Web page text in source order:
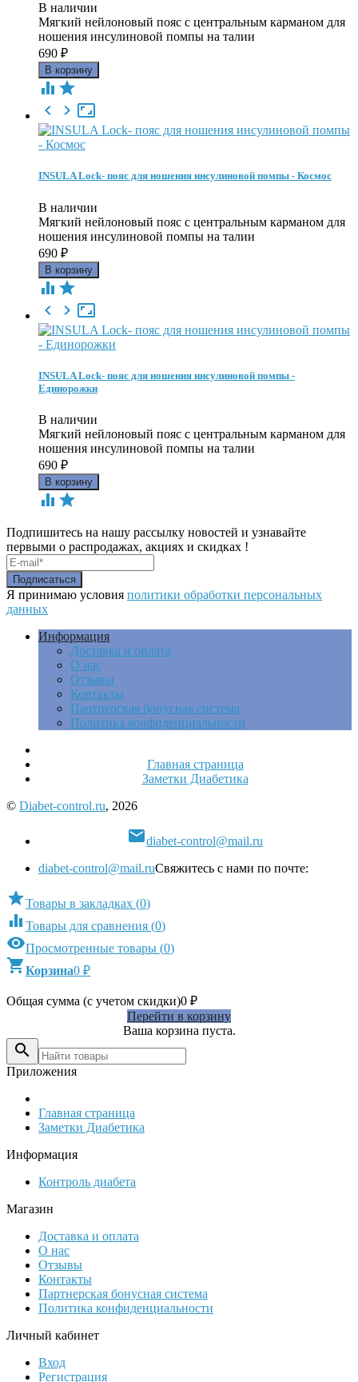
В наличии
Мягкий нейлоновый пояс c центральным карманом для
ношения инсулиновой помпы на талии
690 ₽
 

 
INSULA Lock- пояс для ношения инсулиновой помпы - Космос
В наличии
Мягкий нейлоновый пояс c центральным карманом для
ношения инсулиновой помпы на талии
690 ₽
 

 
INSULA Lock- пояс для ношения инсулиновой помпы -
Единорожки
В наличии
Мягкий нейлоновый пояс c центральным карманом для
ношения инсулиновой помпы на талии
690 ₽
 
Подпишитесь на нашу рассылку новостей и узнавайте
первыми о распродажах, акциях и скидках !
Я принимаю условия политики обработки персональных
данных
Информация
Доставка и оплата
О нас
Отзывы
Контакты
Партнерская бонусная система
Политика конфиденциальности
Главная страница
Заметки Диабетика
© Diabet-control.ru, 2026
diabet-control@mail.ru
diabet-control@mail.ruСвяжитесь с нами по почте:
Товары в закладках (0)
 Товары для сравнения (0)
Просмотренные товары (0)
Корзина0 ₽
Общая сумма (с учетом скидки)0 ₽
Перейти в корзину
Ваша корзина пуста.

Приложения
Главная страница
Заметки Диабетика
Информация
Контроль диабета
Магазин
Доставка и оплата
О нас
Отзывы
Контакты
Партнерская бонусная система
Политика конфиденциальности
Личный кабинет
Вход
Регистрация